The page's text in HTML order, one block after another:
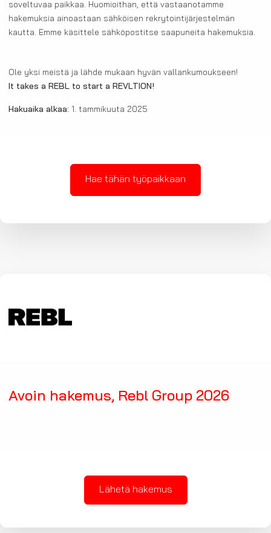
soveltuvaa paikkaa. Huomioithan, että vastaanotamme
hakemuksia ainoastaan sähköisen rekrytointijärjestelmän
kautta. Emme käsittele sähköpostitse saapuneita hakemuksia.
Ole yksi meistä ja lähde mukaan hyvän vallankumoukseen!
It takes a REBL to start a REVLTION!
Hakuaika alkaa: 1. tammikuuta 2025
Hae tähän työpaikkaan
Avoin hakemus, Rebl Group 2026